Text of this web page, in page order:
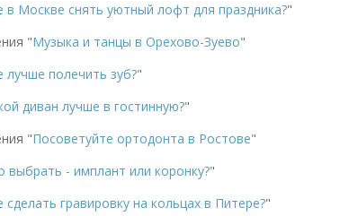
в Москве снять уютный лофт для праздника?"
"Музыка и танцы в Орехово-Зуево"
лучше полечить зуб?"
диван лучше в гостинную?"
"Посоветуйте ортодонта в Ростове"
выбрать - имплант или коронку?"
сделать гравировку на кольцах в Питере?"